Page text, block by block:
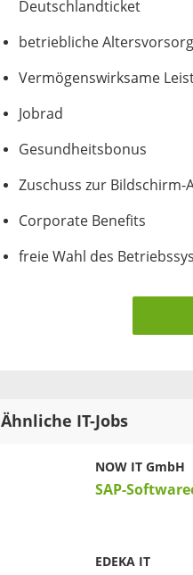
Deutschlandticket
betriebliche
Vermögenswirksame
Jobrad
Gesundheitsbonus
Zuschuss zur Bildschirm-
Corporate Benefits
freie Wahl des
Ähnliche IT-Jobs
NOW IT GmbH
SAP-
EDEKA IT